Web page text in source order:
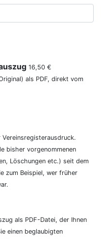
16,50 €
als PDF, direkt vom
bisher vorgenommenen
Löschungen etc.) seit dem
zum Beispiel, wer früher
als PDF-Datei, der Ihnen
einen beglaubigten